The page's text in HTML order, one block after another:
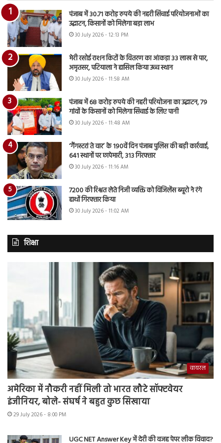
पंजाब में 30.71 करोड़ रुपये की नहरी सिंचाई परियोजनाओं का
उद्घाटन, किसानों को मिलेगा बड़ा लाभ
30 July 2026 - 12:13 PM
मेरी रसोई राशन किटों के वितरण का आंकड़ा 33 लाख से पार,
अमृतसर, पटियाला ने हासिल किया उच्च स्थान
30 July 2026 - 11:58 AM
पंजाब में 68 करोड़ रुपये की नहरी परियोजना का उद्घाटन, 79
गांवों के किसानों को मिलेगा सिंचाई के लिए पानी
30 July 2026 - 11:48 AM
‘गैंगस्टरां ते वार’ के 190वें दिन पंजाब पुलिस की बड़ी कार्रवाई,
641 स्थानों पर छापेमारी, 313 गिरफ्तार
30 July 2026 - 11:16 AM
7200 की रिश्वत लेते निजी व्यक्ति को विजिलेंस ब्यूरो ने रंगे
हाथों गिरफ्तार किया
30 July 2026 - 11:02 AM
शिक्षा
वायरल
अमेरिका में नौकरी नहीं मिली तो भारत लौटे सॉफ्टवेयर
इंजीनियर, बोले- संघर्ष ने बहुत कुछ सिखाया
29 July 2026 - 8:00 PM
UGC NET Answer Key में देरी की वजह पेपर लीक विवाद?